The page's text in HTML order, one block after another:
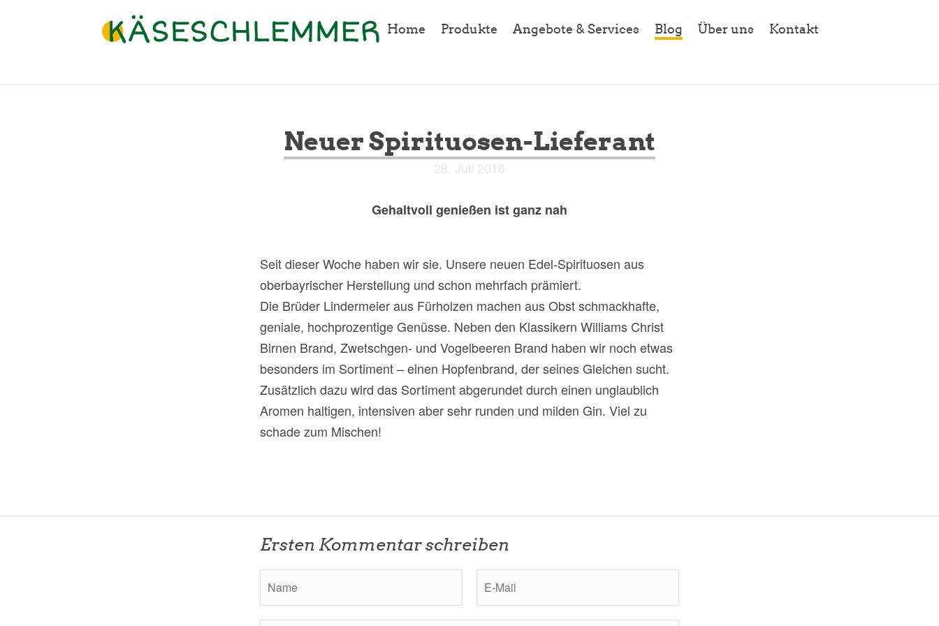
Home Produkte Angebote & Services Blog Über uns Kontakt
Neuer Spirituosen-Lieferant
28. Juli 2016
Gehaltvoll genießen ist ganz nah
Seit dieser Woche haben wir sie. Unsere neuen Edel-Spirituosen aus
oberbayrischer Herstellung und schon mehrfach prämiert.
Die Brüder Lindermeier aus Fürholzen machen aus Obst schmackhafte,
geniale, hochprozentige Genüsse. Neben den Klassikern Williams Christ
Birnen Brand, Zwetschgen- und Vogelbeeren Brand haben wir noch etwas
besonders im Sortiment – einen Hopfenbrand, der seines Gleichen sucht.
Zusätzlich dazu wird das Sortiment abgerundet durch einen unglaublich
Aromen haltigen, intensiven aber sehr runden und milden Gin. Viel zu
schade zum Mischen!
Ersten Kommentar schreiben